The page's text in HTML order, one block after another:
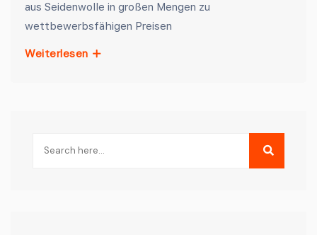
aus Seidenwolle in großen Mengen zu
wettbewerbsfähigen Preisen
Weiterlesen